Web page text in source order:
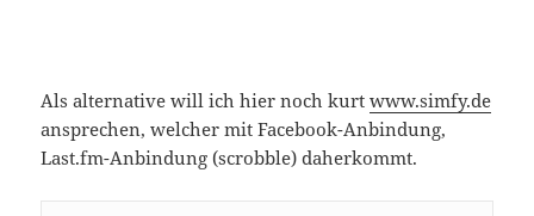
Als alternative will ich hier noch kurtwww.simfy.de
ansprechen, welcher mit Facebook-Anbindung,
Last.fm-Anbindung (scrobble) daherkommt.